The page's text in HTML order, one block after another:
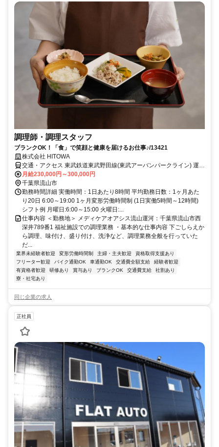
調理師・調理スタッフ
ブランクOK！「食」で笑顔と健康を届けるお仕事♪/13421
株式会社 HITOWA
交通・アクセス 東武鉄道東武野田線(東武アーバンパークライン) 運河
徒歩6分
月給230,000円～300,000円
千葉県流山市
勤務時間詳細 実働時間：1日あたり8時間 平均勤務日数：1ヶ月あた
り20日 6:00～19:00 1ヶ月変形労働時間制 (1日実働5時間～12時間)
シフト例 月曜日:6:00～15:00 火曜日:...
仕事内容 ＜勤務地＞ メディケアオアシス流山運河：千葉県流山市西
深井789番1 福祉施設での調理業務 ・基本的な仕事内容 下ごしらえか
ら調理、味付け、盛り付け、洗浄など、調理業務全般を行っていた
だ...
業界未経験者歓迎 変形労働時間制 主婦・主夫歓迎
資格取得支援あり
フリーター歓迎
バイク通勤OK 車通勤OK 交通費全額支給
経験者歓迎
有資格者歓迎
研修あり 賞与あり ブランクOK 交通費支給
社割あり
寮・社宅あり
同じ企業の求人
正社員